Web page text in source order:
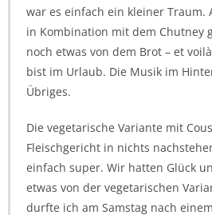
war es einfach ein kleiner Traum.
in Kombination mit dem Chutney
noch etwas von dem Brot – et
bist im Urlaub. Die Musik im
Übriges.
Die vegetarische Variante mit
Fleischgericht in nichts
einfach super. Wir hatten Glück
etwas von der vegetarischen
durfte ich am Samstag nach